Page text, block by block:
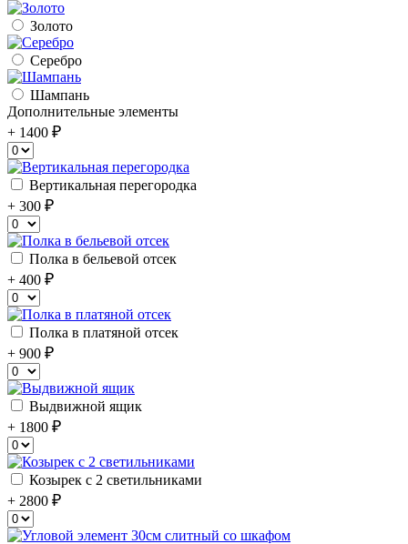
Золото
Серебро
Шампань
Дополнительные элементы
+ 1400
Вертикальная перегородка
+ 300
Полка в бельевой отсек
+ 400
Полка в платяной отсек
+ 900
Выдвижной ящик
+ 1800
Козырек с 2 светильниками
+ 2800